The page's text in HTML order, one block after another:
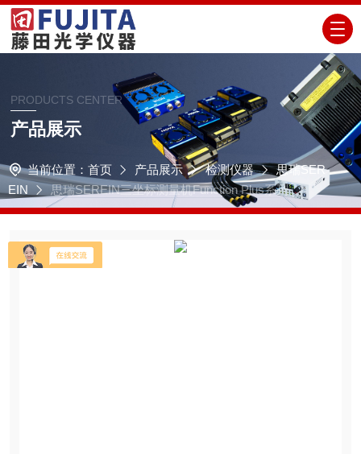
PRODUCTS CENTER
产品展示
当前位置： 首页 产品展示 检测仪器
思瑞SER
EIN
思瑞SEREIN三坐标测量机Function Plus系列